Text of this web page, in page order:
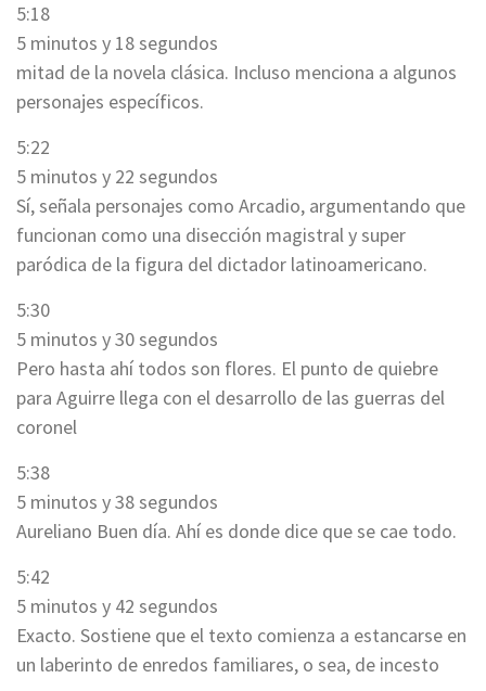
5:18
5 minutos y 18 segundos
mitad de la novela clásica. Incluso menciona a algunos
personajes específicos.
5:22
5 minutos y 22 segundos
Sí, señala personajes como Arcadio, argumentando que
funcionan como una disección magistral y super
paródica de la figura del dictador latinoamericano.
5:30
5 minutos y 30 segundos
Pero hasta ahí todos son flores. El punto de quiebre
para Aguirre llega con el desarrollo de las guerras del
coronel
5:38
5 minutos y 38 segundos
Aureliano Buen día. Ahí es donde dice que se cae todo.
5:42
5 minutos y 42 segundos
Exacto. Sostiene que el texto comienza a estancarse en
un laberinto de enredos familiares, o sea, de incesto